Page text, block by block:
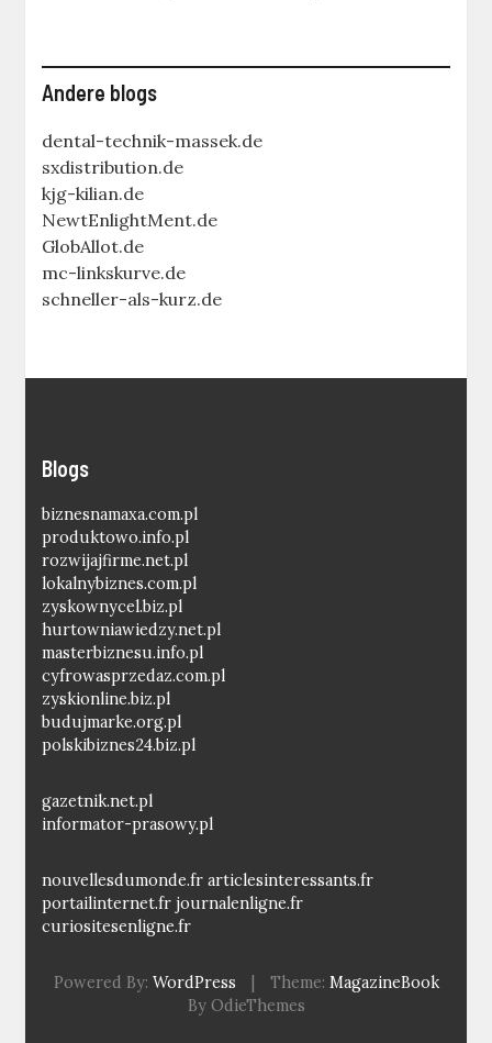
Andere blogs
dental-technik-massek.de
sxdistribution.de
kjg-kilian.de
NewtEnlightMent.de
GlobAllot.de
mc-linkskurve.de
schneller-als-kurz.de
Blogs
biznesnamaxa.com.pl
produktowo.info.pl
rozwijajfirme.net.pl
lokalnybiznes.com.pl
zyskownycel.biz.pl
hurtowniawiedzy.net.pl
masterbiznesu.info.pl
cyfrowasprzedaz.com.pl
zyskionline.biz.pl
budujmarke.org.pl
polskibiznes24.biz.pl
gazetnik.net.pl
informator-prasowy.pl
nouvellesdumonde.fr articlesinteressants.fr
portailinternet.fr journalenligne.fr
curiositesenligne.fr
Powered By: WordPress Theme: MagazineBook
By OdieThemes